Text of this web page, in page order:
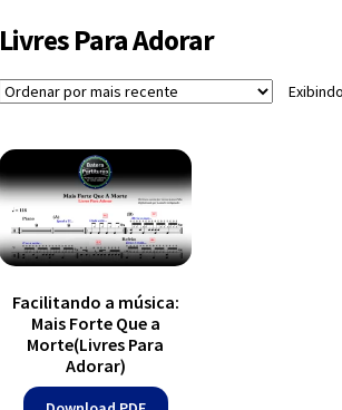
Livres Para Adorar
Facilitando a música:
Mais Forte Que a
Morte(Livres Para
Adorar)